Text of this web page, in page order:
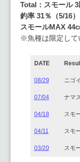
Total：スモール
釣率 31％（5/16
スモールMAX
※魚種は限定して
DATE
08/29 ニゴ
07/04 ナマ
04/18 スモ
04/11 スモ
03/20 スモ